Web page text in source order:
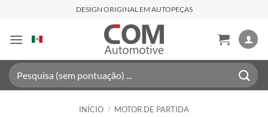
content
DESIGN ORIGINAL EM AUTOPEÇAS
Pesquisar
por:
INÍCIO / MOTOR DE PARTIDA